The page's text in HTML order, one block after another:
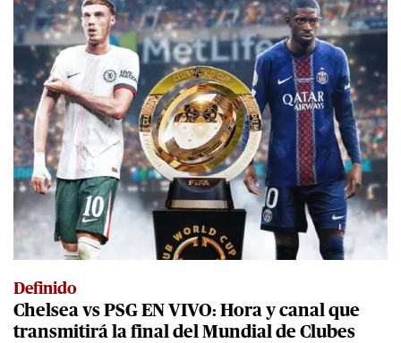
Definido
Chelsea vs PSG EN VIVO: Hora y canal que
transmitirá la final del Mundial de Clubes